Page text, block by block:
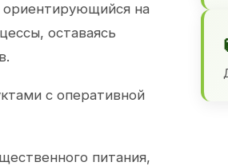
ориентирующийся на
оставаясь
с оперативной
питания,